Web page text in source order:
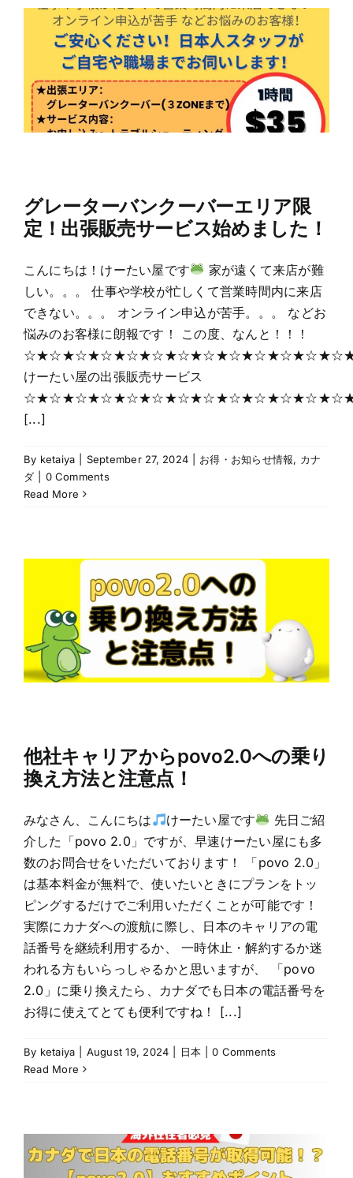
グレーターバンクーバーエリア限
定！出張販売サービス始めました！
こんにちは！けーたい屋です
家が遠くて来店が難
しい。。。 仕事や学校が忙しくて営業時間内に来店
できない。。。 オンライン申込が苦手。。。 などお
悩みのお客様に朗報です！ この度、なんと！！！
けーたい屋の出張販売サービス
[...]
By ketaiya September 27, 2024 お得・お知らせ情報, カナ
ダ
0 Comments
Read More
他社キャリアからpovo2.0への乗り
換え方法と注意点！
みなさん、こんにちは けーたい屋です
先日ご紹
介した「povo 2.0」ですが、早速けーたい屋にも多
数のお問合せをいただいております！ 「povo 2.0」
は基本料金が無料で、使いたいときにプランをトッ
ピングするだけでご利用いただくことが可能です！
実際にカナダへの渡航に際し、日本のキャリアの電
話番号を継続利用するか、 一時休止・解約するか迷
われる方もいらっしゃるかと思いますが、 「povo
2.0」に乗り換えたら、カナダでも日本の電話番号を
お得に使えてとても便利ですね！ [...]
By ketaiya August 19, 2024 日本
0 Comments
Read More